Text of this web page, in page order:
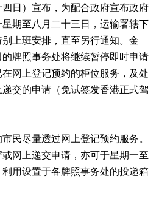
日）宣布，为配合政府宣布政府
期至八月二十三日，运输署辖下
上班安排，直至另行通知。金
牌照事务处将继续暂停即时申请
网上登记预约的柜位服务，及处
交的申请（免试签发香港正式驾
尽量透过网上登记预约服务。
网上递交申请，亦可于星期一至
用设置于各牌照事务处的投递箱